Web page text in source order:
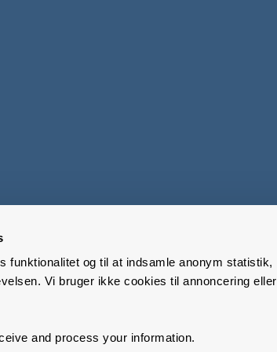
funktionalitet og til at indsamle anonym statistik,
Vi bruger ikke cookies til annoncering eller
and process your information.